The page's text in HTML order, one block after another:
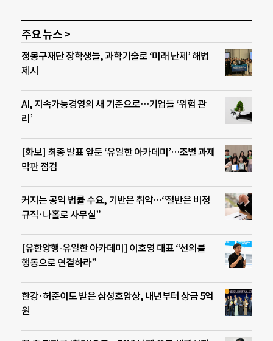
주요 뉴스 >
정몽구재단 장학생들, 과학기술로 ‘미래 난제’ 해법
제시
AI, 지속가능경영의 새 기준으로…기업들 ‘위험 관
리’
[화보] 최종 발표 앞둔 ‘유일한 아카데미’…조별 과제
막판 점검
커지는 공익 법률 수요, 기반은 취약…“절반은 비정
규직·나홀로 사무실”
[유한양행-유일한 아카데미] 이호영 대표 “선의를
행동으로 연결하라”
한강·허준이도 받은 삼성호암상, 내년부터 상금 5억
원